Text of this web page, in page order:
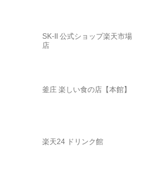
SK-II 公式ショップ楽天市場
店
釜庄 楽しい食の店【本館】
楽天24 ドリンク館